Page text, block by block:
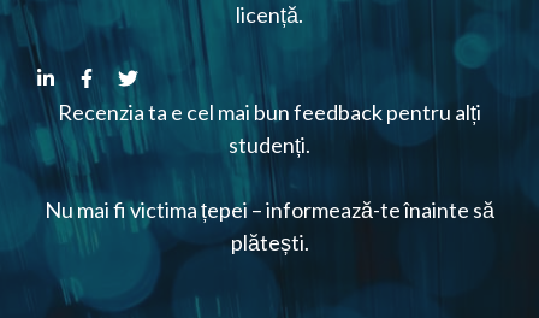
licență.
Recenzia ta e cel mai bun feedback pentru alți
studenți.
Nu mai fi victima țepei – informează-te înainte să
plătești.